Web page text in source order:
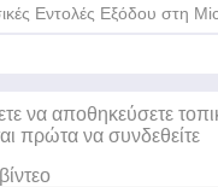
Εντολές Εξόδου στη
να αποθηκεύσετε
πρώτα να συνδεθείτε